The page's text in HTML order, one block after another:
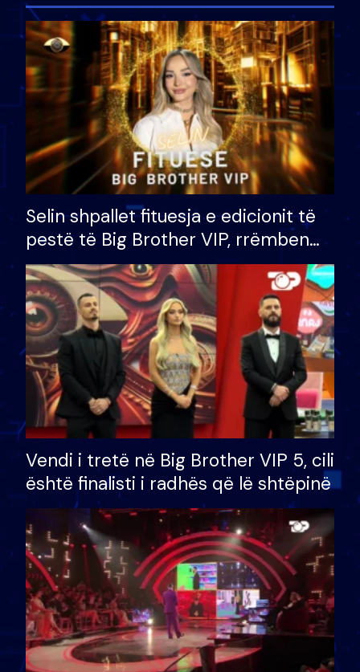
Selin shpallet fituesja e edicionit të
pestë të Big Brother VIP, rrëmben
çmimin e madh prej 100 mijë eurosh
Vendi i tretë në Big Brother VIP 5, cili
është finalisti i radhës që lë shtëpinë